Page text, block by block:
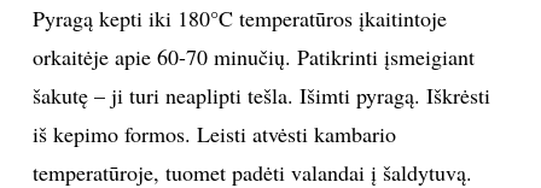
KONTAKTAI
PRIVATUMO POLITIKA
Pyragą kepti iki 180°C temperatūros įkaitintoje
orkaitėje apie 60-70 minučių. Patikrinti įsmeigiant
šakutę – ji turi neaplipti tešla. Išimti pyragą. Iškrėsti
iš kepimo formos. Leisti atvėsti kambario
temperatūroje, tuomet padėti valandai į šaldytuvą.